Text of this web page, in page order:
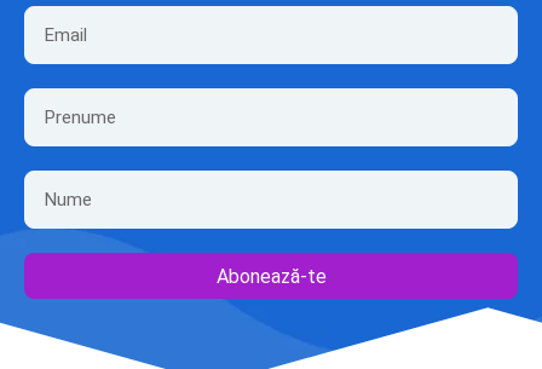
Abonează-te